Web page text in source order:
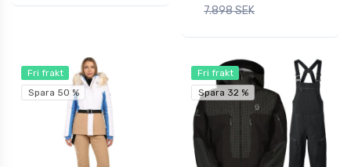
7.898 SEK
Fri frakt
Spara 50 %
Fri frakt
Spara 32 %